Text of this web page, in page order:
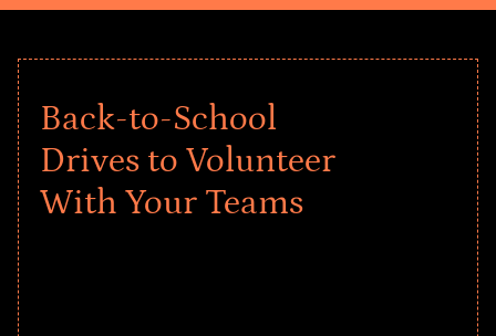
Back-to-School
Drives to Volunteer
With Your Teams